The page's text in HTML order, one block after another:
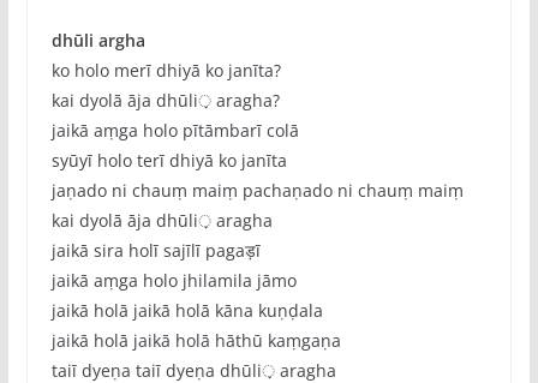
dhūli argha
ko holo merī dhiyā ko janīta?
kai dyolā āja dhūli़ aragha?
jaikā aṃga holo pītāmbarī colā
syūyī holo terī dhiyā ko janīta
jaṇado ni chauṃ maiṃ pachaṇado ni chauṃ maiṃ
kai dyolā āja dhūli़ aragha
jaikā sira holī sajīlī pagaड़ī
jaikā aṃga holo jhilamila jāmo
jaikā holā jaikā holā kāna kuṇḍala
jaikā holā jaikā holā hāthū kaṃgaṇa
taiī dyeṇa taiī dyeṇa dhūli़ aragha